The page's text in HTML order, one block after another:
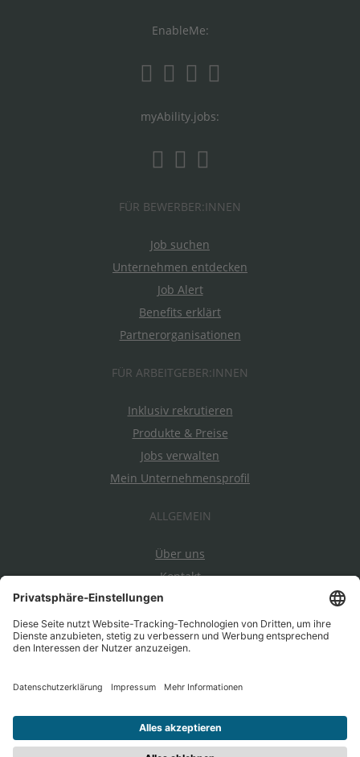
EnableMe:
myAbility.jobs:
FÜR BEWERBER:INNEN
Job suchen
Unternehmen entdecken
Job Alert
Benefits erklärt
Partnerorganisationen
FÜR ARBEITGEBER:INNEN
Inklusiv rekrutieren
Produkte & Preise
Jobs verwalten
Mein Unternehmensprofil
ALLGEMEIN
Über uns
Kontakt
Datenschutz
Impressum
AGBs
Ein Projekt von EnableMe & myAbility|Entwickelt durch